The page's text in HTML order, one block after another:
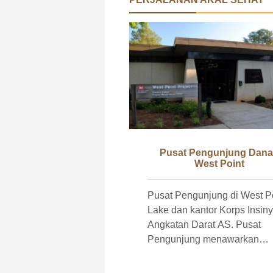
Pusat Pengunjung
West Point
Pusat Pengunjung di West
Lake dan kantor Korps
Angkatan Darat AS. Pusat
Pengunjung menawarkan